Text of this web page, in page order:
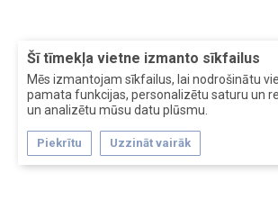
Šī tīmekļa vietne izmanto sīkfailus
Mēs izmantojam sīkfailus, lai nodrošinātu
pamata funkcijas, personalizētu saturu un
un analizētu mūsu datu plūsmu.
Piekrītu Uzzināt vairāk